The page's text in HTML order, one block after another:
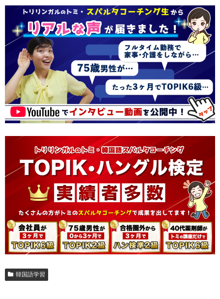
韓国語学習